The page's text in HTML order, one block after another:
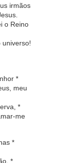
irmãos
o Reino
universo!
*
meu
*
me
*
*